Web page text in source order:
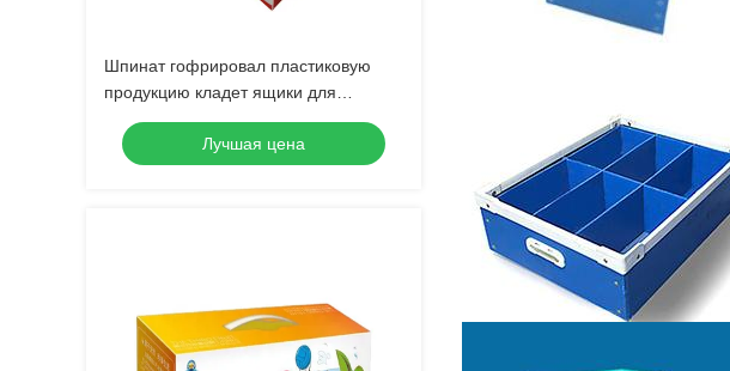
Шпинат гофрировал пластиковую
продукцию кладет ящики для
хранения в коробку 2mm Корфлейт
Лучшая цена